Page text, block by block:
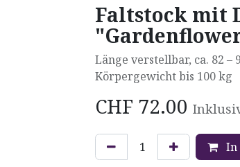
Faltstock mit
Länge verstellbar, ca. 82 –
Körpergewicht bis 100 kg
CHF 72.00
In